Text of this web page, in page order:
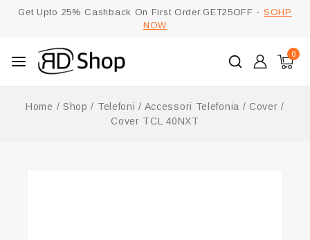
Get Upto 25% Cashback On First Order:GET25OFF - SOHP
NOW
0
Home / Shop / Telefoni / Accessori Telefonia / Cover /
Cover TCL 40NXT